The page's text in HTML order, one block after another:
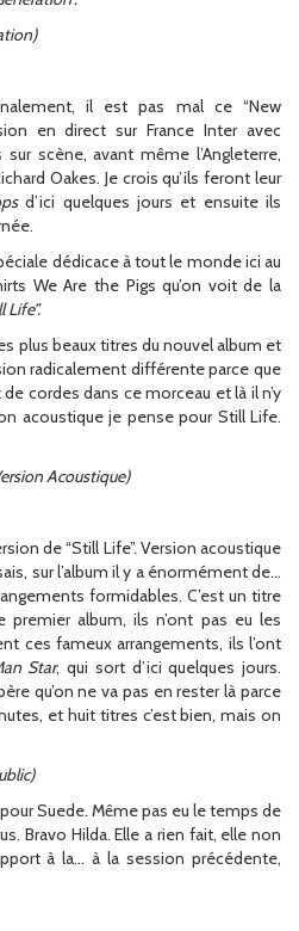
il est pas mal ce “New
en direct sur France Inter avec
scène, avant même l’Angleterre,
Oakes. Je crois qu’ils feront leur
d’ici quelques jours et ensuite ils
dédicace à tout le monde ici au
We Are the Pigs qu’on voit de la
Life”.
plus beaux titres du nouvel album et
radicalement différente parce que
cordes dans ce morceau et là il n’y
acoustique je pense pour Still Life.
Acoustique)
de “Still Life”. Version acoustique
sur l’album il y a énormément de…
formidables. C’est un titre
premier album, ils n’ont pas eu les
ces fameux arrangements, ils l’ont
Star, qui sort d’ici quelques jours.
qu’on ne va pas en rester là parce
et huit titres c’est bien, mais on
Suede. Même pas eu le temps de
Bravo Hilda. Elle a rien fait, elle non
à la… à la session précédente,